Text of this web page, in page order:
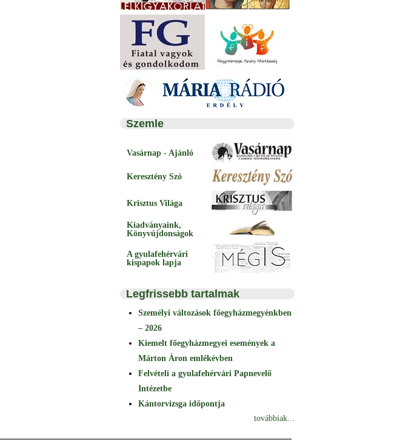
Szemle
Vasárnap - Ajánló
Keresztény Szó
Krisztus Világa
Kiadványaink,
Könyvújdonságok
A gyulafehérvári
kispapok lapja
Legfrissebb tartalmak
Személyi változások főegyházmegyénkben
– 2026
Kiemelt főegyházmegyei események a
Márton Áron emlékévben
Felvételi a gyulafehérvári Papnevelő
Intézetbe
Kántorvizsga időpontja
továbbiak...